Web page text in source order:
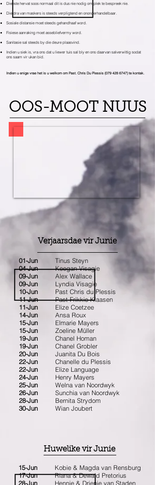
Dienste hervat soos normaal dit is dus nie nodig om plek te bespreek nie.
Die dra van maskers is steeds verpligtend en ononderhandelbaar.
Sosiale distansie moet steeds gehandhaaf word.
Fisiese aanraking moet assebliefvermy word.
Sanitasie sal steeds by die deure plaasvind.
Indien u siek is, vra ons dat u liewer tuis sal bly en ons daarvan salverwittig sodat
ons saam vir ukan bid.
Indien u enige vrae het is u welkom om Past. Chris Du Plessis (079 428 6747)te kontak.
OOS-MOOT NUUS
Verjaarsdae vir Junie
01-Jun
Tinus Steyn
04-JunKeegan Visagie
09-Jun
Alex Wallace
09-Jun
Lyndia Visagie
10-Jun Past Chris du Plessis
11-JunPast Frikkie Klaasen
11-Jun Elize Coetzee
14-Jun
Ansa Roux
15-Jun Elmarie Mayers
15-Jun
Zoeline Müller
19-Jun
Chanel Homan
19-Jun Chanel Grobler
20-Jun Juanita Du Bois
22-Jun Chanelle du Plessis
22-Jun Elize Language
24-Jun Henry Mayers
25-Jun Welna van Noordwyk
26-Jun
Sunchia van Noordwyk
28-Jun
Bernita Strydom
30-Jun
Wian Joubert
Huwelike vir Junie
15-Jun
Kobie & Magda van Rensburg
17-JunRiana & Dewald Pretorius
28-Jun
Hennie & Drienie van Staden